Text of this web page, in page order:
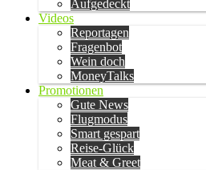
Aufgedeckt
Videos
Reportagen
Fragenbot
Wein doch
MoneyTalks
Promotionen
Gute News
Flugmodus
Smart gespart
Reise-Glück
Meat & Greet